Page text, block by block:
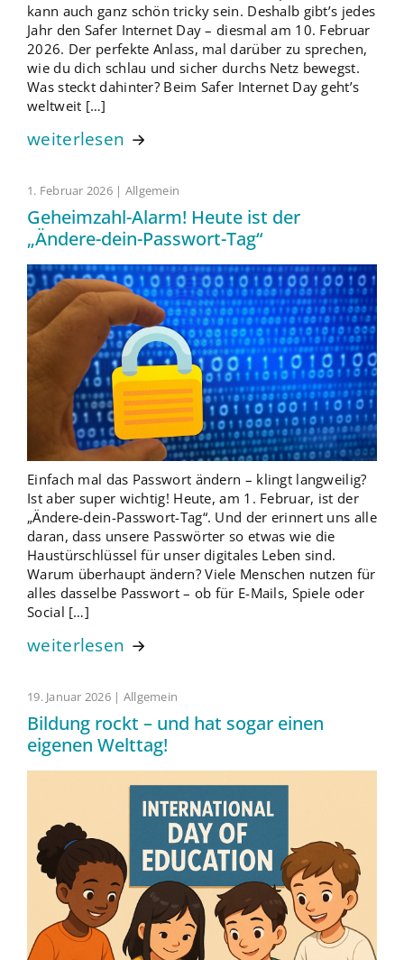
kann auch ganz schön tricky sein. Deshalb gibt’s jedes
Jahr den Safer Internet Day – diesmal am 10. Februar
2026. Der perfekte Anlass, mal darüber zu sprechen,
wie du dich schlau und sicher durchs Netz bewegst.
Was steckt dahinter? Beim Safer Internet Day geht’s
weltweit […]
weiterlesen
1. Februar 2026 | Allgemein
Geheimzahl-Alarm! Heute ist der
„Ändere-dein-Passwort-Tag“
Einfach mal das Passwort ändern – klingt langweilig?
Ist aber super wichtig! Heute, am 1. Februar, ist der
„Ändere-dein-Passwort-Tag“. Und der erinnert uns alle
daran, dass unsere Passwörter so etwas wie die
Haustürschlüssel für unser digitales Leben sind.
Warum überhaupt ändern? Viele Menschen nutzen für
alles dasselbe Passwort – ob für E-Mails, Spiele oder
Social […]
weiterlesen
19. Januar 2026 | Allgemein
Bildung rockt – und hat sogar einen
eigenen Welttag!